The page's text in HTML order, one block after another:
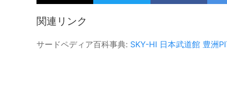
関連リンク
サードペディア百科事典: SKY-HI 日本武道館 豊洲